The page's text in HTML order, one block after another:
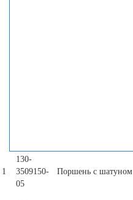
1
130-
3509150-
05
Поршень с шатуном